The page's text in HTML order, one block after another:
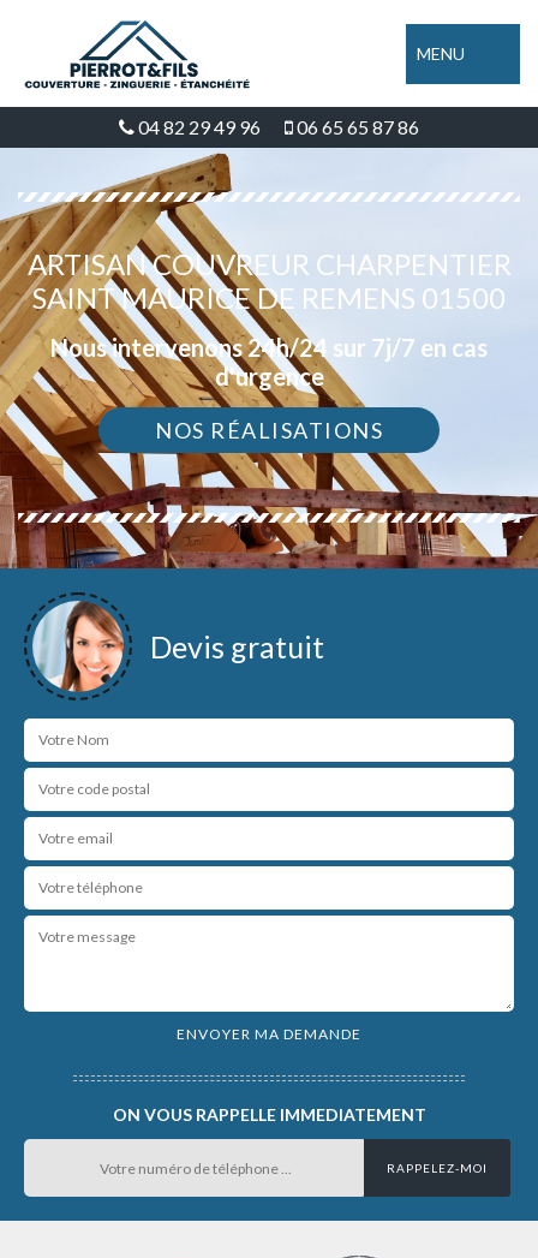
MENU
04 82 29 49 96 06 65 65 87 86
ARTISAN COUVREUR CHARPENTIER
SAINT MAURICE DE REMENS 01500
Nous intervenons 24h/24 sur 7j/7 en cas
d'urgence
NOS RÉALISATIONS
Devis gratuit
ON VOUS RAPPELLE IMMEDIATEMENT